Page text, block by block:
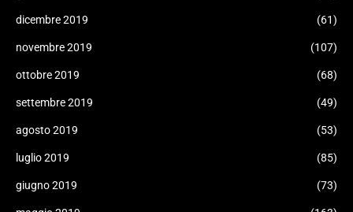
dicembre 2019 (61)
novembre 2019 (107)
ottobre 2019 (68)
settembre 2019 (49)
agosto 2019 (53)
luglio 2019 (85)
giugno 2019 (73)